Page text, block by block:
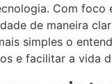
Com foco
de maneira
simples o
e facilitar a vida